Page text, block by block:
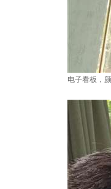
电子看板，